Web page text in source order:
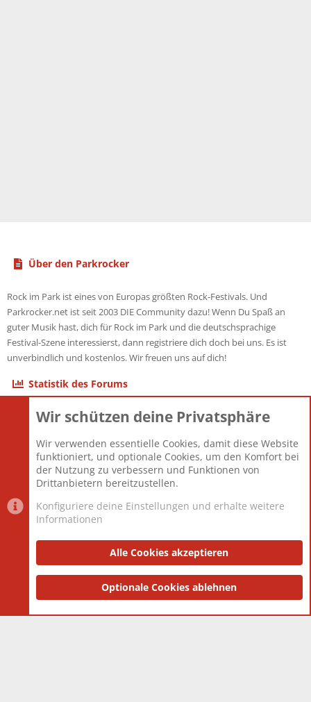
Über den Parkrocker
Rock im Park ist eines von Europas größten Rock-Festivals. Und
Parkrocker.net ist seit 2003 DIE Community dazu! Wenn Du Spaß an
guter Musik hast, dich für Rock im Park und die deutschsprachige
Festival-Szene interessierst, dann registriere dich doch bei uns. Es ist
unverbindlich und kostenlos. Wir freuen uns auf dich!
Statistik des Forums
Themen
Mitglieder
12.427
Neuestes Mitglied
Berlin
Datenschutzerklärung Impressum
Community platform by XenForo® © 2010-2025 XenForo Ltd.
and add-ons by ThemeHouse
Wir schützen deine Privatsphäre
Wir verwenden essentielle Cookies, damit diese Website
funktioniert, und optionale Cookies, um den Komfort bei
der Nutzung zu verbessern und Funktionen von
Drittanbietern bereitzustellen.
Konfiguriere deine Einstellungen und erhalte weitere
Informationen
Alle Cookies akzeptieren
Optionale Cookies ablehnen